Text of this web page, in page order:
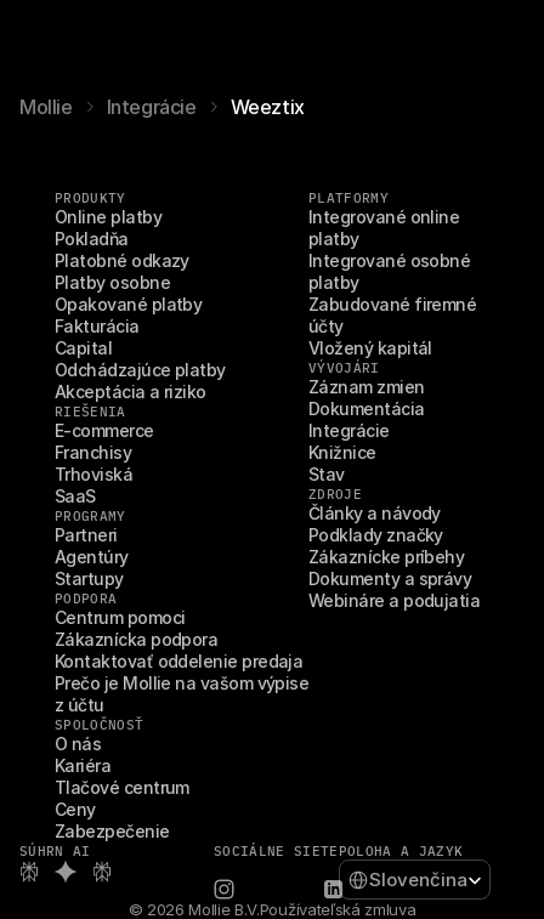
Mollie Integrácie Weeztix
PRODUKTY
Online platby
Pokladňa
Platobné odkazy
Platby osobne
Opakované platby
Fakturácia
Capital
Odchádzajúce platby
Akceptácia a riziko
RIEŠENIA
E-commerce
Franchisy
Trhoviská
SaaS
PROGRAMY
Partneri
Agentúry
Startupy
PODPORA
Centrum pomoci
Zákaznícka podpora
Kontaktovať oddelenie predaja
Prečo je Mollie na vašom výpise
z účtu
SPOLOČNOSŤ
O nás
Kariéra
Tlačové centrum
Ceny
Zabezpečenie
PLATFORMY
Integrované online
platby
Integrované osobné
platby
Zabudované firemné
účty
Vložený kapitál
VÝVOJÁRI
Záznam zmien
Dokumentácia
Integrácie
Knižnice
Stav
ZDROJE
Články a návody
Podklady značky
Zákaznícke príbehy
Dokumenty a správy
Webináre a podujatia
SÚHRN AI SOCIÁLNE SIETE POLOHA A JAZYK
Select Language
Slovenčina
© 2026 Mollie B.V.Používateľská zmluva